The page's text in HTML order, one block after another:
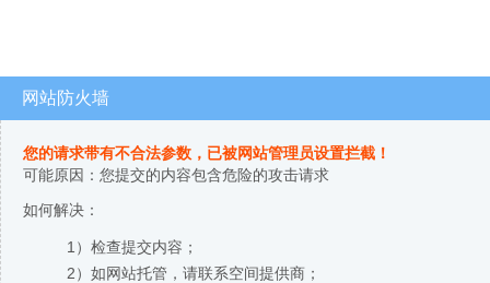
网站防火墙
您的请求带有不合法参数，已被网站管理员设置拦截！
可能原因：您提交的内容包含危险的攻击请求
如何解决：
1）检查提交内容；
2）如网站托管，请联系空间提供商；